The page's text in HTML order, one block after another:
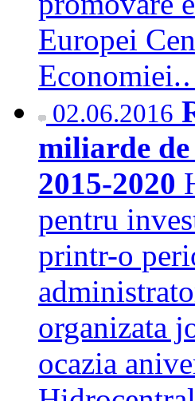
Europei
02.06.2016
miliarde
2015-2020
pentru
printr-o
organizata
ocazia